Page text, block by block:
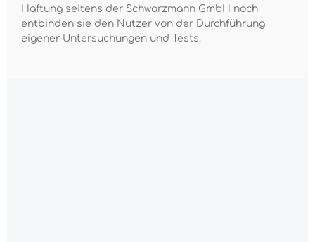
Haftung seitens der Schwarzmann GmbH noch
entbinden sie den Nutzer von der Durchführung
eigener Untersuchungen und Tests.